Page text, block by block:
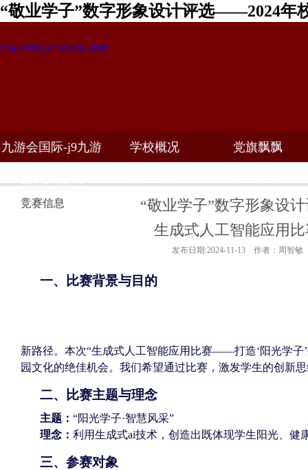
“敬业学子”数字形象设计评选——2024年
九游会国际-j9九游会真人游戏
九游会国际-j9九游 学校概况 党旗飘飘
竞赛信息
“敬业学子”数字形象设
生成式人工智能应用
发布日期:2024-11-13 作者：周智敏
一、比赛背景与目的
新路径。本次“生成式人工智能应用比赛——打造‘阳光学子’
园文化的绝佳机会。我们希望通过比赛，激发学生的创新
二、比赛主题与理念
主题： “阳光学子·智慧风采”
理念： 利用生成式ai技术，创造出既体现学生阳光、健
三、参赛对象